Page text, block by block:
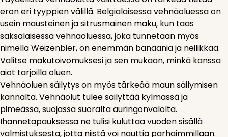
eron eri tyyppien välillä. Belgialaisessa vehnäoluessa on
usein mausteinen ja sitrusmainen maku, kun taas
saksalaisessa vehnäoluessa, joka tunnetaan myös
nimellä Weizenbier, on enemmän banaania ja neilikkaa.
Valitse makutoivomuksesi ja sen mukaan, minkä kanssa
aiot tarjoilla oluen.
Vehnäoluen säilytys on myös tärkeää maun säilymisen
kannalta. Vehnäolut tulee säilyttää kylmässä ja
pimeässä, suojassa suoralta auringonvalolta.
Ihannetapauksessa ne tulisi kuluttaa vuoden sisällä
valmistuksesta, jotta niistä voi nauttia parhaimmillaan.